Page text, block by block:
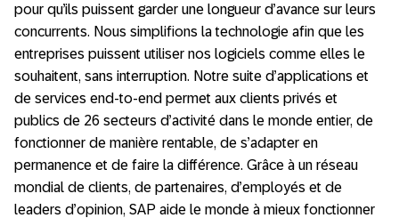
pour qu’ils puissent garder une longueur d’avance sur leurs
concurrents. Nous simplifions la technologie afin que les
entreprises puissent utiliser nos logiciels comme elles le
souhaitent, sans interruption. Notre suite d’applications et
de services end-to-end permet aux clients privés et
publics de 26 secteurs d’activité dans le monde entier, de
fonctionner de manière rentable, de s’adapter en
permanence et de faire la différence. Grâce à un réseau
mondial de clients, de partenaires, d’employés et de
leaders d’opinion, SAP aide le monde à mieux fonctionner